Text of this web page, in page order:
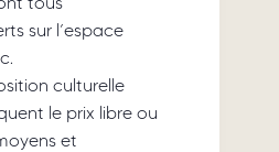
sur l’espace
culturelle
le prix libre ou
et